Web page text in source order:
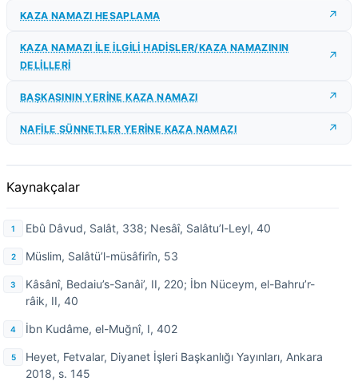
KAZA NAMAZI HESAPLAMA
KAZA NAMAZI İLE İLGİLİ HADİSLER/KAZA NAMAZININ
DELİLLERİ
BAŞKASININ YERİNE KAZA NAMAZI
NAFİLE SÜNNETLER YERİNE KAZA NAMAZI
Kaynakçalar
Ebû Dâvud, Salât, 338; Nesâî, Salâtu’l-Leyl, 40
Müslim, Salâtü’l-müsâfirîn, 53
Kâsânî, Bedaiu’s-Sanâi’, II, 220; İbn Nüceym, el-Bahru’r-
râik, II, 40
İbn Kudâme, el-Muğnî, I, 402
Heyet, Fetvalar, Diyanet İşleri Başkanlığı Yayınları, Ankara
2018, s. 145